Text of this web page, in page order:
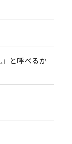
と呼べるか